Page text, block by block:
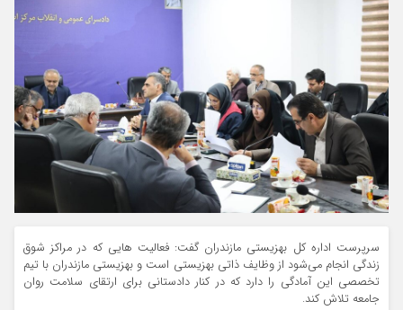
سرپرست اداره کل بهزیستی مازندران گفت: فعالیت هایی که در مراکز شوق
زندگی انجام می‌شود از وظایف ذاتی بهزیستی است و بهزیستی مازندران با تیم
تخصصی این آمادگی را دارد که در کنار دادستانی برای ارتقای سلامت روان
جامعه تلاش کند.